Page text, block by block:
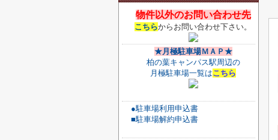
物件以外のお問い合わせ先
こちらからお問い合わせ下さい。
★月極駐車場ＭＡＰ★
柏の葉キャンパス駅周辺の
月極駐車場一覧はこちら
●駐車場利用申込書
■駐車場解約申込書